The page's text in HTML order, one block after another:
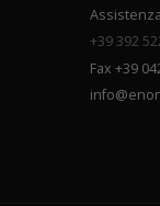
+39 392
Fax +39